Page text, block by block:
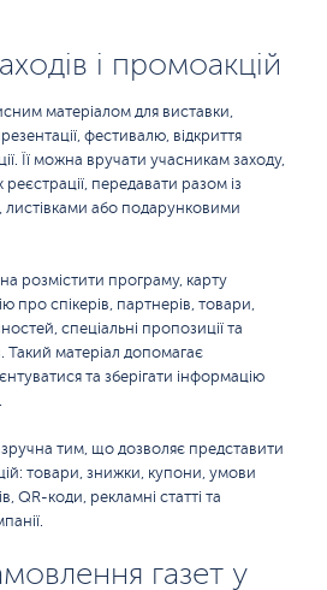
і промоакцій
матеріалом для виставки,
фестивалю, відкриття
Її можна вручати учасникам заходу,
передавати разом із
листівками або подарунковими
розмістити програму, карту
про спікерів, партнерів, товари,
спеціальні пропозиції та
Такий матеріал допомагає
та зберігати інформацію
тим, що дозволяє представити
товари, знижки, купони, умови
QR-коди, рекламні статті та
газет у